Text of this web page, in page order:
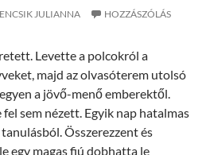
JULIANNA HOZZÁSZÓLÁS
Levette a polcokról a
majd az olvasóterem utolsó
a jövő-menő emberektől.
sem nézett. Egyik nap hatalmas
Összerezzent és
egy magas fiú dobhatta le